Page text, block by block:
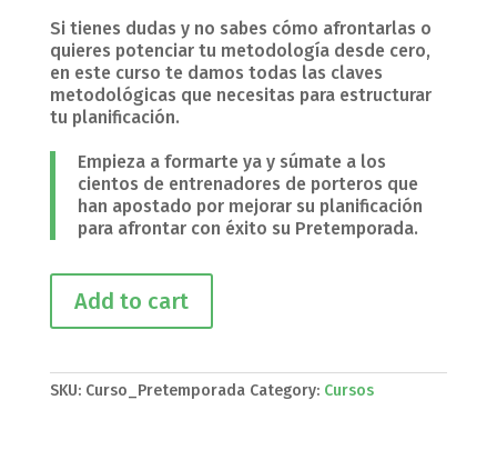
Si tienes dudas y no sabes cómo afrontarlas o
quieres potenciar tu metodología desde cero,
en este curso te damos todas las claves
metodológicas que necesitas para estructurar
tu planificación.
Empieza a formarte ya y súmate a los
cientos de entrenadores de porteros que
han apostado por mejorar su planificación
para afrontar con éxito su Pretemporada.
Curso
Pretemporada
para
de
Porteros
Add to cart
SKU: Curso_Pretemporada Category: Cursos